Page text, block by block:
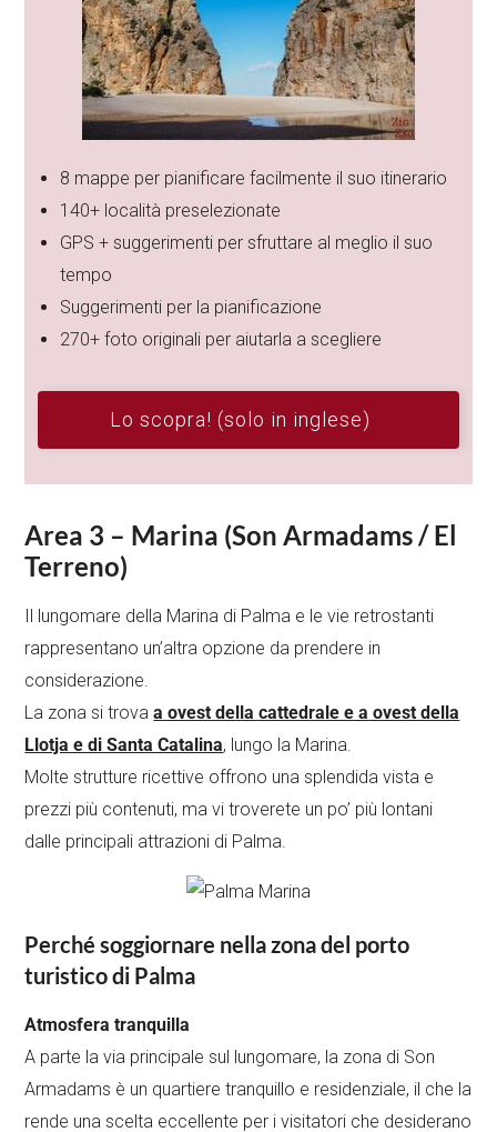
8 mappe per pianificare facilmente il suo itinerario
140+ località preselezionate
GPS + suggerimenti per sfruttare al meglio il suo
tempo
Suggerimenti per la pianificazione
270+ foto originali per aiutarla a scegliere
Lo scopra! (solo in inglese)
Area 3 – Marina (Son Armadams / El
Terreno)
Il lungomare della Marina di Palma e le vie retrostanti
rappresentano un’altra opzione da prendere in
considerazione.
La zona si trovaa ovest della cattedrale e a ovest della
Llotja e di Santa Catalina, lungo la Marina.
Molte strutture ricettive offrono una splendida vista e
prezzi più contenuti, ma vi troverete un po’ più lontani
dalle principali attrazioni di Palma.
Perché soggiornare nella zona del porto
turistico di Palma
Atmosfera tranquilla
A parte la via principale sul lungomare, la zona di Son
Armadams è un quartiere tranquillo e residenziale, il che la
rende una scelta eccellente per i visitatori che desiderano